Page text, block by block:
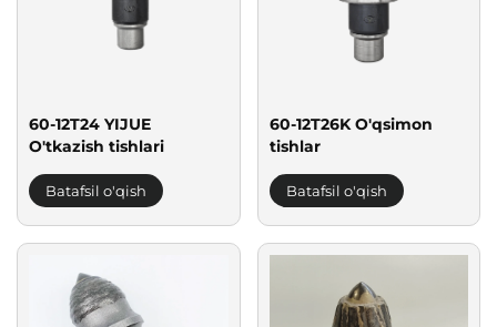
60-12T24 YIJUE
O'tkazish tishlari
Batafsil o'qish
60-12T26K O'qsimon
tishlar
Batafsil o'qish